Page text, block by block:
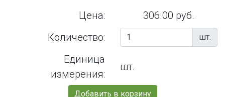
Цена:
306.00 руб.
Количество:
шт.
Единица
измерения:
шт.
Добавить в корзину